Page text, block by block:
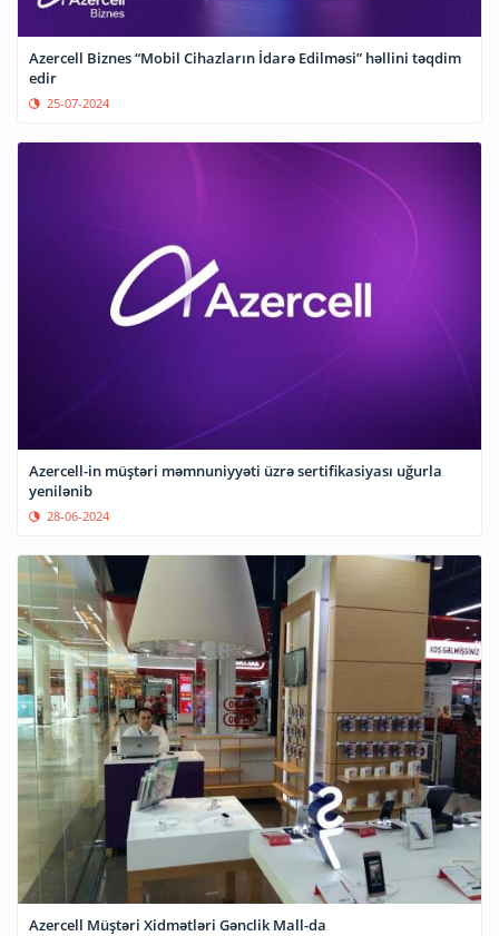
Azercell Biznes “Mobil Cihazların İdarə Edilməsi” həllini təqdim
edir
25-07-2024
Azercell-in müştəri məmnuniyyəti üzrə sertifikasiyası uğurla
yenilənib
28-06-2024
Azercell Müştəri Xidmətləri Gənclik Mall-da